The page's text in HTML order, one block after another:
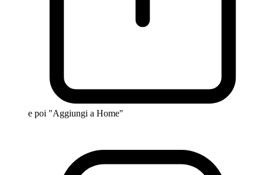
e poi "Aggiungi a Home"